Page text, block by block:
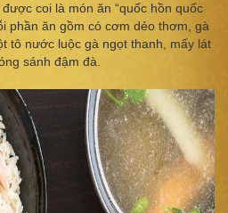
coi là món ăn “quốc hồn quốc
phần ăn gồm có cơm dẻo thơm, gà
tô nước luộc gà ngọt thanh, mấy lát
sánh đậm đà.